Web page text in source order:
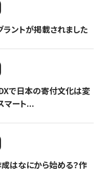
ントが掲載されました
で日本の寄付文化は変
マート...
はなにから始める？作